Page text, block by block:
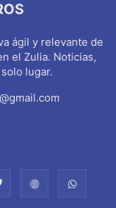
ágil y relevante de
el Zulia. Noticias,
lugar.